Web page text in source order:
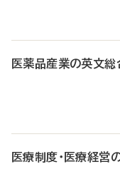
医薬品産業の英文総
医療制度・医療経営